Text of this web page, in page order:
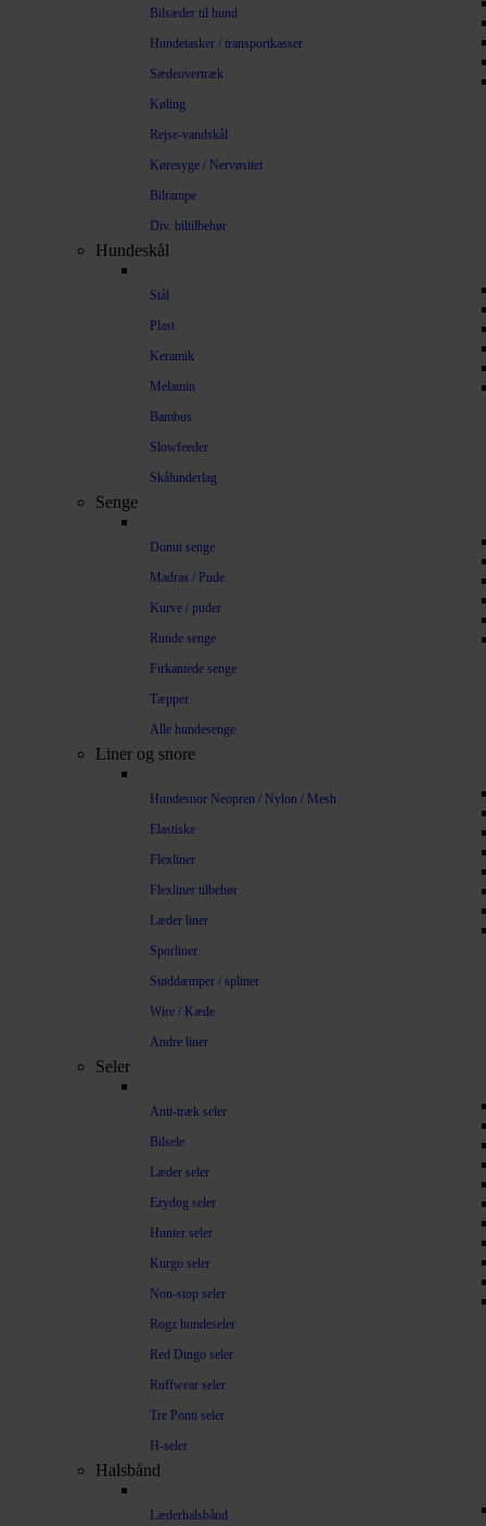
Bilsæder til hund
Hundetasker / transportkasser
Sædeovertræk
Køling
Rejse-vandskål
Køresyge / Nervøsitet
Bilrampe
Div. biltilbehør
Hundeskål
Stål
Plast
Keramik
Melamin
Bambus
Slowfeeder
Skålunderlag
Senge
Donut senge
Madras / Pude
Kurve / puder
Runde senge
Firkantede senge
Tæpper
Alle hundesenge
Liner og snore
Hundesnor Neopren / Nylon / Mesh
Elastiske
Flexliner
Flexliner tilbehør
Læder liner
Sporliner
Støddæmper / splitter
Wire / Kæde
Andre liner
Seler
Anti-træk seler
Bilsele
Læder seler
Ezydog seler
Hunter seler
Kurgo seler
Non-stop seler
Rogz hundeseler
Red Dingo seler
Ruffwear seler
Tre Ponti seler
H-seler
Halsbånd
Læderhalsbånd